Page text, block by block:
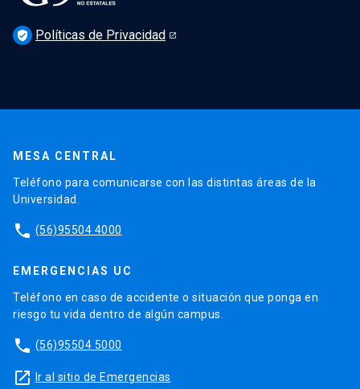
verified_user Políticas de Privacidad
MESA CENTRAL
Teléfono para comunicarse con las distintas áreas de la
Universidad.
phone (56)95504 4000
EMERGENCIAS UC
Teléfono en caso de accidente o situación que ponga en
riesgo tu vida dentro de algún campus.
phone (56)95504 5000
launch Ir al sitio de Emergencias